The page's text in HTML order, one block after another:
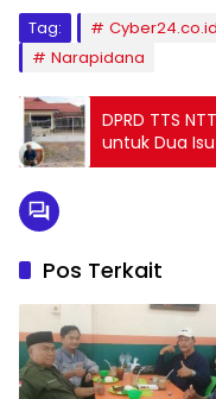
Tag: Cyber24.co.id
Narapidana
DPRD TTS
untuk Dua
Pos Terkait